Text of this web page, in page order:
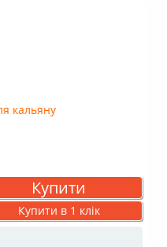
Купити
Купити в 1 клік